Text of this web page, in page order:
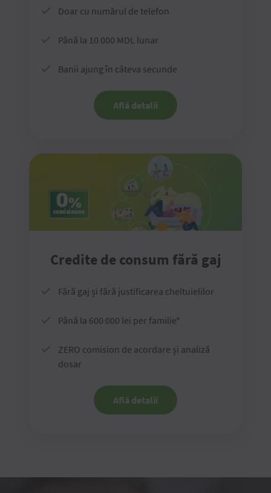
Doar cu numărul de telefon
Până la 10 000 MDL lunar
Banii ajung în câteva secunde
Află detalii
Credite de consum fără gaj
Fără gaj și fără justificarea cheltuielilor
Până la 600 000 lei per familie*
ZERO comision de acordare și analiză
dosar
Află detalii